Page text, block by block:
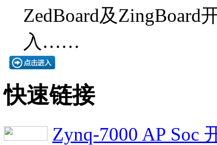
ZedBoard及ZingBoard
入……
快速链接
Zynq-7000 AP Soc